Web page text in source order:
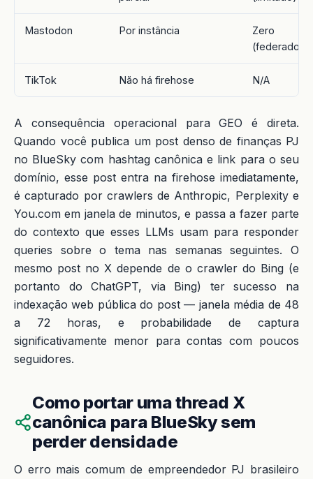
Mastodon Por instância
Zero
(federado)
TikTok Não há firehose N/A
A consequência operacional para GEO é direta.
Quando você publica um post denso de finanças PJ
no BlueSky com hashtag canônica e link para o seu
domínio, esse post entra na firehose imediatamente,
é capturado por crawlers de Anthropic, Perplexity e
You.com em janela de minutos, e passa a fazer parte
do contexto que esses LLMs usam para responder
queries sobre o tema nas semanas seguintes. O
mesmo post no X depende de o crawler do Bing (e
portanto do ChatGPT, via Bing) ter sucesso na
indexação web pública do post — janela média de 48
a 72 horas, e probabilidade de captura
significativamente menor para contas com poucos
seguidores.
Como portar uma thread X
canônica para BlueSky sem
perder densidade
O erro mais comum de empreendedor PJ brasileiro